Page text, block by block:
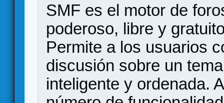
SMF es el motor de
poderoso, libre y
Permite a los usuarios
discusión sobre un
inteligente y ordenada.